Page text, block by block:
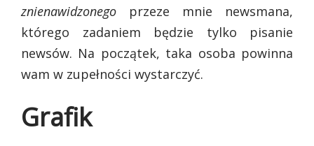
znienawidzonego przeze mnie newsmana,
którego zadaniem będzie tylko pisanie
newsów. Na początek, taka osoba powinna
wam w zupełności wystarczyć.
Grafik